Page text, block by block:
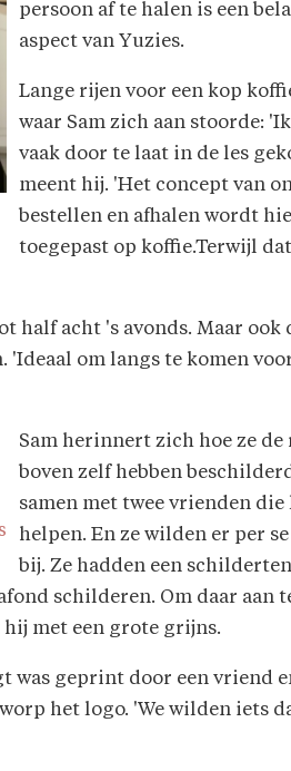
persoon af te halen is een
aspect van Yuzies.
Lange rijen voor een kop
waar Sam zich aan stoorde:
vaak door te laat in de les
meent hij. 'Het concept van
bestellen en afhalen wordt
toegepast op koffie.Terwijl
half acht 's avonds. Maar ook
'Ideaal om langs te komen
Sam herinnert zich hoe ze
boven zelf hebben
samen met twee vrienden die
helpen. En ze wilden er per
bij. Ze hadden een
schilderen. Om daar aan
hij met een grote grijns.
was geprint door een vriend
het logo. 'We wilden iets